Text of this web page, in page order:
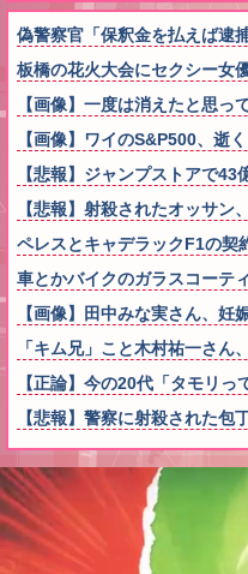
偽警察官「保釈金を払えば逮
板橋の花火大会にセクシー女
【画像】一度は消えたと思
【画像】ワイのS&P500、逝
【悲報】ジャンプストアで
【悲報】射殺されたオッサ
ペレスとキャデラックF1の契
車とかバイクのガラスコーテ
【画像】田中みな実さん、
「キム兄」こと木村祐一さ
【正論】今の20代「タモリ
【悲報】警察に射殺された